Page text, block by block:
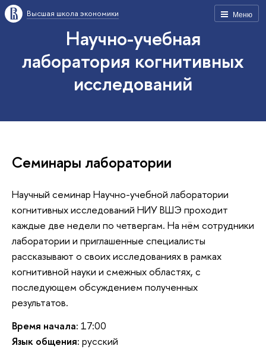
Меню
Высшая школа экономики
Научно-учебная
лаборатория когнитивных
исследований
Семинары лаборатории
Научный семинар Научно-учебной лаборатории
когнитивных исследований НИУ ВШЭ проходит
каждые две недели по четвергам. На нём сотрудники
лаборатории и приглашенные специалисты
рассказывают о своих исследованиях в рамках
когнитивной науки и смежных областях, с
последующем обсуждением полученных
результатов.
Время начала: 17:00
Язык общения: русский